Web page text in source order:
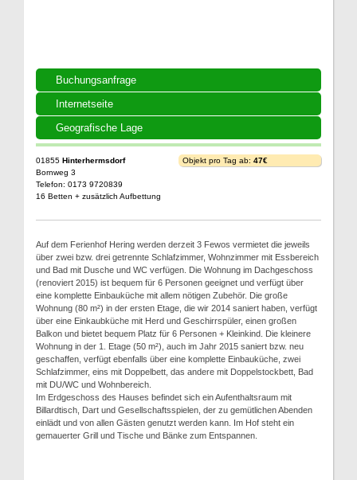
Buchungsanfrage
Internetseite
Geografische Lage
01855 Hinterhermsdorf
Bornweg 3
Telefon: 0173 9720839
16 Betten + zusätzlich Aufbettung
Objekt pro Tag ab: 47€
Auf dem Ferienhof Hering werden derzeit 3 Fewos vermietet die jeweils
über zwei bzw. drei getrennte Schlafzimmer, Wohnzimmer mit Essbereich
und Bad mit Dusche und WC verfügen. Die Wohnung im Dachgeschoss
(renoviert 2015) ist bequem für 6 Personen geeignet und verfügt über
eine komplette Einbauküche mit allem nötigen Zubehör. Die große
Wohnung (80 m²) in der ersten Etage, die wir 2014 saniert haben, verfügt
über eine Einkaubküche mit Herd und Geschirrspüler, einen großen
Balkon und bietet bequem Platz für 6 Personen + Kleinkind. Die kleinere
Wohnung in der 1. Etage (50 m²), auch im Jahr 2015 saniert bzw. neu
geschaffen, verfügt ebenfalls über eine komplette Einbauküche, zwei
Schlafzimmer, eins mit Doppelbett, das andere mit Doppelstockbett, Bad
mit DU/WC und Wohnbereich.
Im Erdgeschoss des Hauses befindet sich ein Aufenthaltsraum mit
Billardtisch, Dart und Gesellschaftsspielen, der zu gemütlichen Abenden
einlädt und von allen Gästen genutzt werden kann. Im Hof steht ein
gemauerter Grill und Tische und Bänke zum Entspannen.